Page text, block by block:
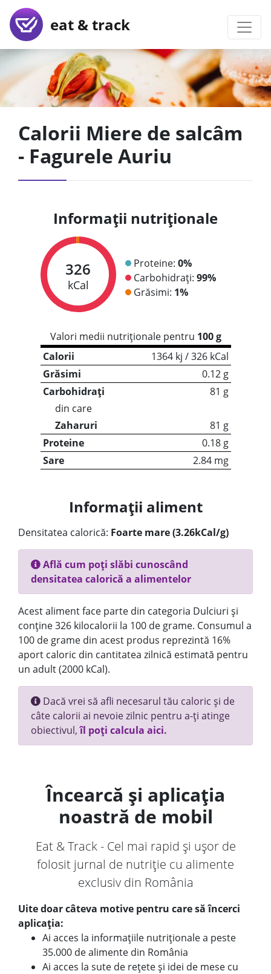
eat & track
Calorii Miere de salcâm
- Fagurele Auriu
Informații nutriționale
326
kCal
Proteine: 0%
Carbohidrați: 99%
Grăsimi: 1%
Valori medii nutriționale pentru 100 g
Calorii
1364 kj / 326 kCal
Grăsimi
0.12 g
Carbohidrați
81 g
din care
Zaharuri
81 g
Proteine
0.18 g
Sare
2.84 mg
Informații aliment
Densitatea calorică: Foarte mare (3.26kCal/g)
Află cum poți slăbi cunoscând
densitatea calorică a alimentelor
Acest aliment face parte din categoria Dulciuri și
conține 326 kilocalorii la 100 de grame. Consumul a
100 de grame din acest produs reprezintă 16%
aport caloric din cantitatea zilnică estimată pentru
un adult (2000 kCal).
Dacă vrei să afli necesarul tău caloric și de
câte calorii ai nevoie zilnic pentru a-ți atinge
obiectivul,îl poți calcula aici.
Încearcă și aplicația
noastră de mobil
Eat & Track - Cel mai rapid și ușor de
folosit jurnal de nutriție cu alimente
exclusiv din România
Uite doar câteva motive pentru care să încerci
aplicația:
Ai acces la informațiile nutriționale a peste
35.000 de alimente din România
Ai acces la sute de rețete și idei de mese cu